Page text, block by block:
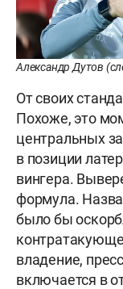
Александр Дутов
От своих
Похоже, это
центральных
в позиции
вингера.
формула.
было бы
владение,
включается в